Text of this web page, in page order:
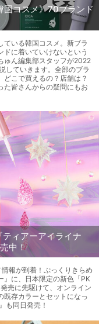
国コスメ》70ブランド
ている韓国コスメ。新ブラ
に着いていけないという
ゅん編集部スタッフが2022
していきます。全部のブラ
こで買えるの？店舗は？
た皆さんからの疑問にもお
ィアーアイライナ
中！
報が到着！ぷっくりきらめ
』に、日本限定の新色「PK
売に先駆けて、オンライン
既存カラーとセットになっ
も同日発売！